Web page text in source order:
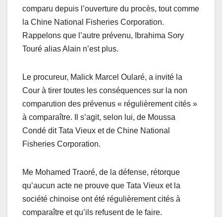
comparu depuis l’ouverture du procès, tout comme
la Chine National Fisheries Corporation.
Rappelons que l’autre prévenu, Ibrahima Sory
Touré alias Alain n’est plus.
Le procureur, Malick Marcel Oularé, a invité la
Cour à tirer toutes les conséquences sur la non
comparution des prévenus « régulièrement cités »
à comparaître. Il s’agit, selon lui, de Moussa
Condé dit Tata Vieux et de Chine National
Fisheries Corporation.
Me Mohamed Traoré, de la défense, rétorque
qu’aucun acte ne prouve que Tata Vieux et la
société chinoise ont été régulièrement cités à
comparaître et qu’ils refusent de le faire.